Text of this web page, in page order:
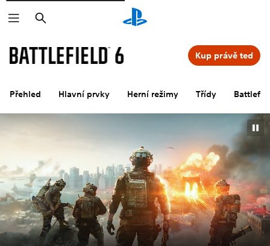
Vyhledat
Přehled Hlavní prvky Herní režimy Třídy
Kup právě teď